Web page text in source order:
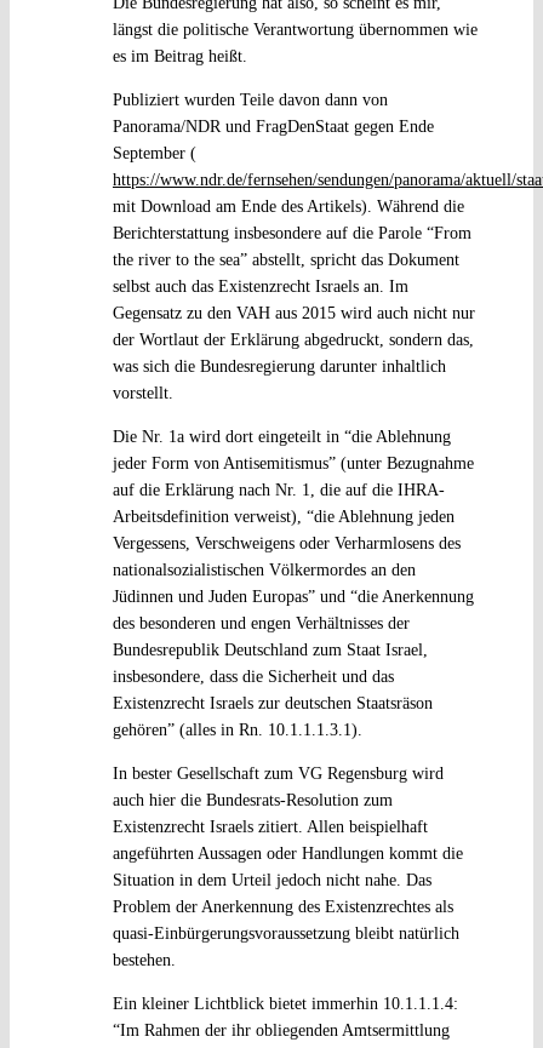
längst die politische Verantwortung übernommen wie
es im Beitrag heißt.
Publiziert wurden Teile davon dann von
Panorama/NDR und FragDenStaat gegen Ende
September (
https://www.ndr.de/fernsehen/sendungen/panorama/aktuell/
mit Download am Ende des Artikels). Während die
Berichterstattung insbesondere auf die Parole “From
the river to the sea” abstellt, spricht das Dokument
selbst auch das Existenzrecht Israels an. Im
Gegensatz zu den VAH aus 2015 wird auch nicht nur
der Wortlaut der Erklärung abgedruckt, sondern das,
was sich die Bundesregierung darunter inhaltlich
vorstellt.
Die Nr. 1a wird dort eingeteilt in “die Ablehnung
jeder Form von Antisemitismus” (unter Bezugnahme
auf die Erklärung nach Nr. 1, die auf die IHRA-
Arbeitsdefinition verweist), “die Ablehnung jeden
Vergessens, Verschweigens oder Verharmlosens des
nationalsozialistischen Völkermordes an den
Jüdinnen und Juden Europas” und “die Anerkennung
des besonderen und engen Verhältnisses der
Bundesrepublik Deutschland zum Staat Israel,
insbesondere, dass die Sicherheit und das
Existenzrecht Israels zur deutschen Staatsräson
gehören” (alles in Rn. 10.1.1.1.3.1).
In bester Gesellschaft zum VG Regensburg wird
auch hier die Bundesrats-Resolution zum
Existenzrecht Israels zitiert. Allen beispielhaft
angeführten Aussagen oder Handlungen kommt die
Situation in dem Urteil jedoch nicht nahe. Das
Problem der Anerkennung des Existenzrechtes als
quasi-Einbürgerungsvoraussetzung bleibt natürlich
bestehen.
Ein kleiner Lichtblick bietet immerhin 10.1.1.1.4:
“Im Rahmen der ihr obliegenden Amtsermittlung